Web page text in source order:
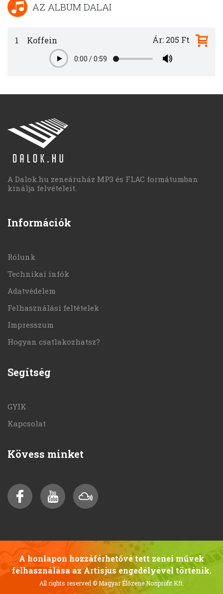
AZ ALBUM DALAI
1 Koffein
Play0:00 /0:59
Ár: 205 Ft
A Dalok.hu zeneáruház MP3 és FLAC formátumban
kínálja felvételeit.
Információk
Rólunk
Technikai infók
Adatvédelem
Felhasználási feltételek
Impresszum
Hogyan csatlakozhatsz?
Segítség
GYIK
Kapcsolat
Kövess minket
A honlapon hozzáférhetővé tett zenei művek
felhasználása az Artisjus engedélyével történik.
All rights reserved© Magyar Élőzene Nonprofit Kft.